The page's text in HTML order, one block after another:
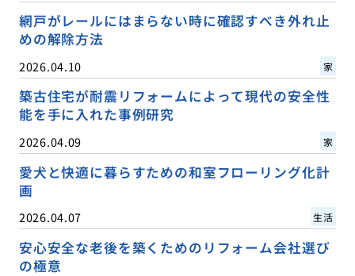
網戸がレールにはまらない時に確認すべき外れ止
めの解除方法
2026.04.10 家
築古住宅が耐震リフォームによって現代の安全性
能を手に入れた事例研究
2026.04.09 家
愛犬と快適に暮らすための和室フローリング化計
画
2026.04.07 生活
安心安全な老後を築くためのリフォーム会社選び
の極意